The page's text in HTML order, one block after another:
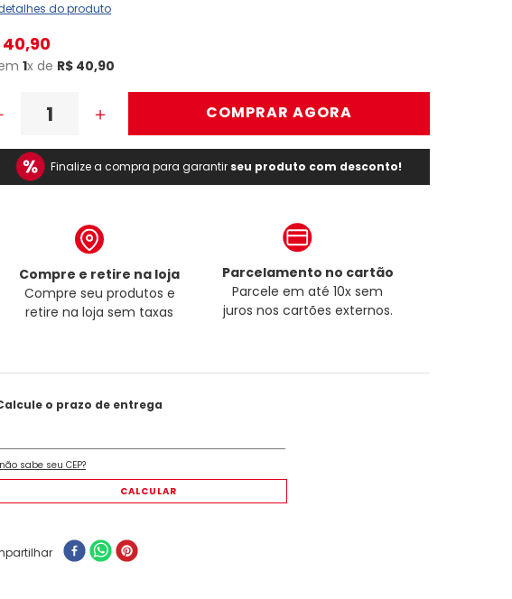
do produto
40,90
1x de R$ 40,90
＋ COMPRAR AGORA
Finalize a compra para garantir seu produto com desconto!
Compre e retire na loja
Compre seu produtos e
retire na loja sem taxas
Parcelamento no cartão
Parcele em até 10x sem
juros nos cartões externos.